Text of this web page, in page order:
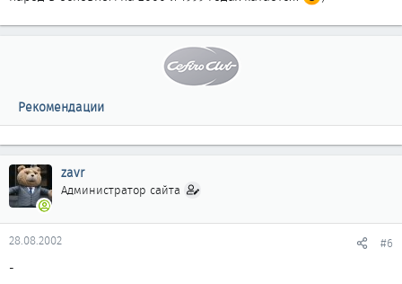
Рекомендации
zavr
Администратор сайта
28.08.2002 #6
-